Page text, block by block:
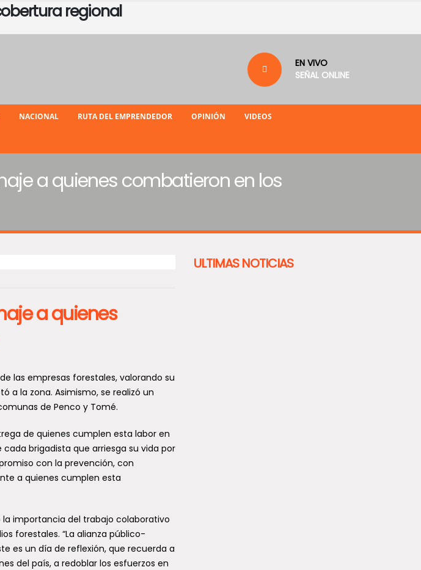
regional
EN VIVO
SEÑAL ONLINE
NACIONAL RUTA DEL EMPRENDEDOR OPINIÓN VIDEOS
a quienes combatieron en los
a quienes
las empresas forestales, valorando su
a la zona. Asimismo, se realizó un
de Penco y Tomé.
de quienes cumplen esta labor en
brigadista que arriesga su vida por
con la prevención, con
a quienes cumplen esta
la importancia del trabajo colaborativo
forestales. “La alianza público-
es un día de reflexión, que recuerda a
del país, a redoblar los esfuerzos en
ULTIMAS NOTICIAS